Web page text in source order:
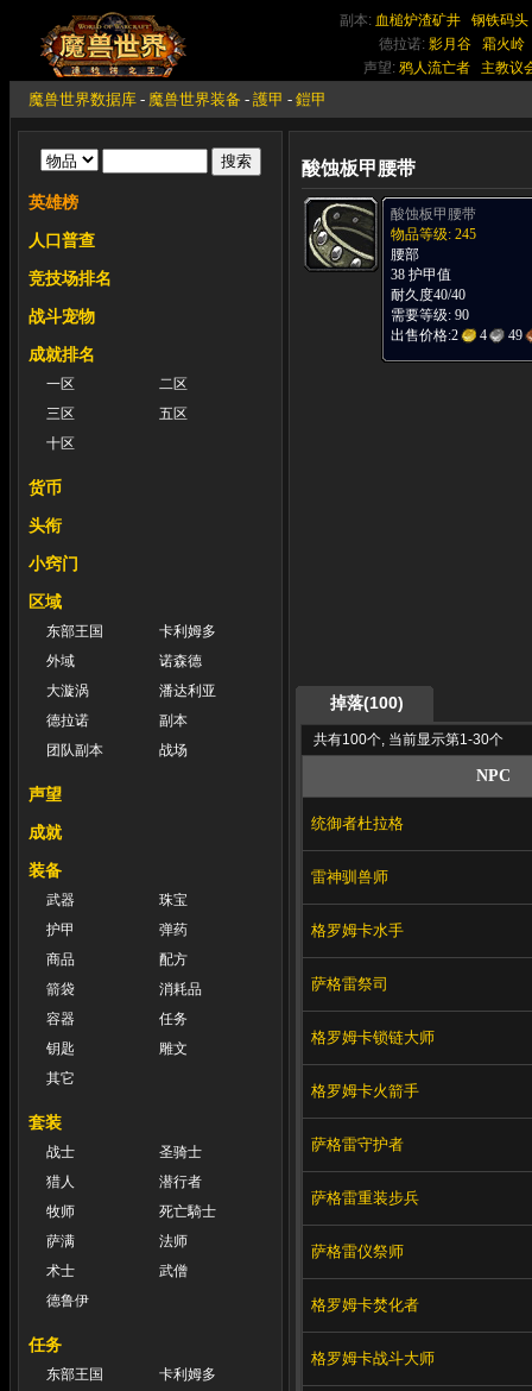
副本: 血槌炉渣矿井
钢铁码头
德拉诺: 影月谷
霜火岭
声望: 鸦人流亡者 主教议
魔兽世界数据库 - 魔兽世界装备 - 護甲 - 鎧甲
英雄榜
人口普查
竞技场排名
战斗宠物
成就排名
一区
二区
三区
五区
十区
货币
头衔
小窍门
区域
东部王国
卡利姆多
外域
诺森德
大漩涡
潘达利亚
德拉诺
副本
团队副本
战场
声望
成就
装备
武器
珠宝
护甲
弹药
商品
配方
箭袋
消耗品
容器
任务
钥匙
雕文
其它
套装
战士
圣骑士
猎人
潜行者
牧师
死亡騎士
萨满
法师
术士
武僧
德鲁伊
任务
东部王国
卡利姆多
酸蚀板甲腰带
酸蚀板甲腰带
物品等级: 245
腰部
38 护甲值
耐久度40/40
需要等级: 90
出售价格:2 4 49
掉落(100)
共有100个, 当前显示第1-30个
NPC
统御者杜拉格
雷神驯兽师
格罗姆卡水手
萨格雷祭司
格罗姆卡锁链大师
格罗姆卡火箭手
萨格雷守护者
萨格雷重装步兵
萨格雷仪祭师
格罗姆卡焚化者
格罗姆卡战斗大师